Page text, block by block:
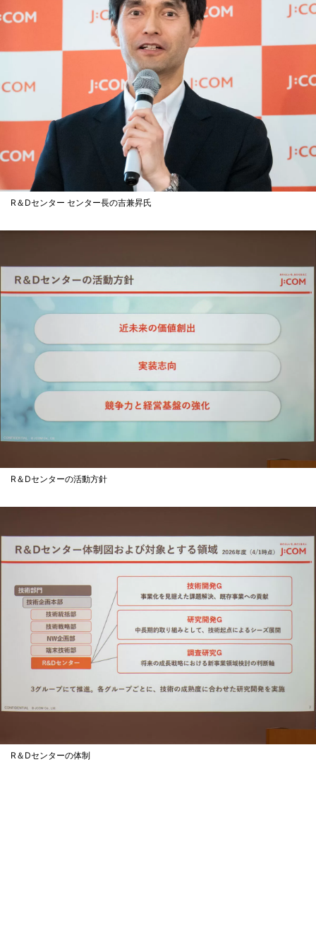
R＆Dセンター センター長の吉兼昇氏
R＆Dセンターの活動方針
R＆Dセンターの体制